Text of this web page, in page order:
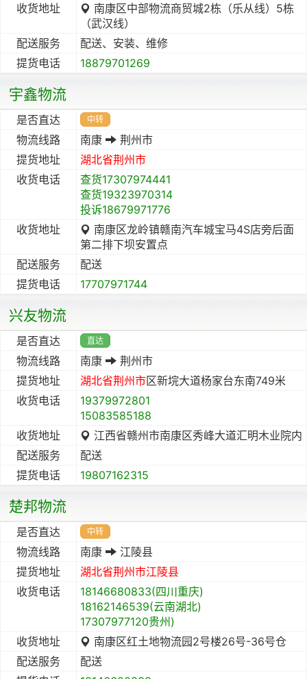
收货地址
南康区中部物流商贸城2栋（乐从线）5栋
（武汉线）
配送服务
配送、安装、维修
提货电话
18879701269
宇鑫物流
是否直达 中转
物流线路 南康
荆州市
提货地址
湖北省荆州市
收货电话
查货17307974441
查货19323970314
投诉18679971776
收货地址
南康区龙岭镇赣南汽车城宝马4S店旁后面
第二排下坝安置点
配送服务
配送
提货电话
17707971744
兴友物流
是否直达 直达
物流线路 南康
荆州市
提货地址
湖北省荆州市区新垸大道杨家台东南749米
收货电话
19379972801
15083585188
收货地址
江西省赣州市南康区秀峰大道汇明木业院内
配送服务
配送
提货电话
19807162315
楚邦物流
是否直达 中转
物流线路 南康
江陵县
提货地址
湖北省荆州市江陵县
收货电话
18146680833(四川重庆)
18162146539(云南湖北)
17307977120贵州)
收货地址
南康区红土地物流园2号楼26号-36号仓
配送服务
配送